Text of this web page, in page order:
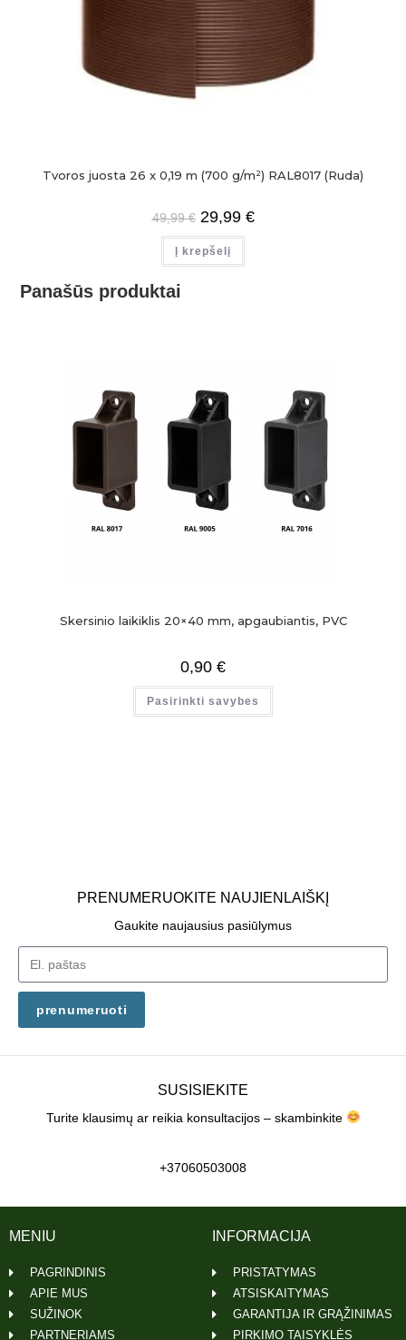
Tvoros juosta 26 x 0,19 m (700 g/m²) RAL8017 (Ruda)
49,99€ 29,99 €
Į krepšelį
Panašūs produktai
Skersinio laikiklis 20×40 mm, apgaubiantis, PVC
0,90 €
Pasirinkti savybes
PRENUMERUOKITE NAUJIENLAIŠKĮ
Gaukite naujausius pasiūlymus
prenumeruoti
SUSISIEKITE
Turite klausimų ar reikia konsultacijos – skambinkite
+37060503008
INFORMACIJA
PRISTATYMAS
ATSISKAITYMAS
GARANTIJA IR GRĄŽINIMAS
PIRKIMO TAISYKLĖS
MENIU
PAGRINDINIS
APIE MUS
SUŽINOK
PARTNERIAMS